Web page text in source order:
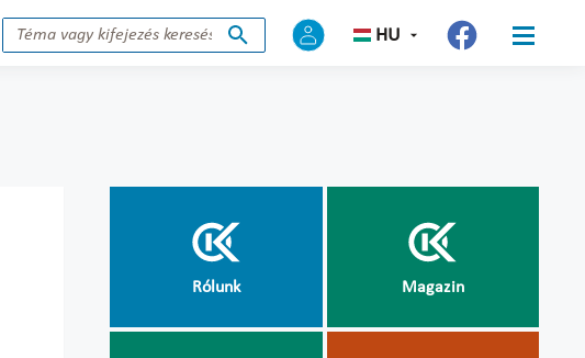
HU
Rólunk Magazin